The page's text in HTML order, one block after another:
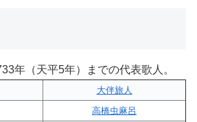
年（天平5年）までの代表歌人。
大伴旅人
高橋虫麻呂